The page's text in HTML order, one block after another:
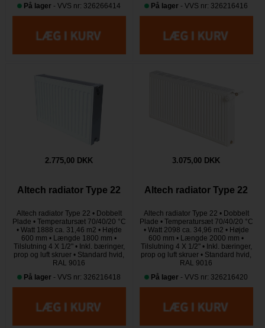
På lager - VVS nr: 326266414
På lager - VVS nr: 326216416
2.775,00 DKK
Altech radiator Type 22
Altech radiator Type 22 • Dobbelt
Plade • Temperatursæt 70/40/20 °C
• Watt 1888 ca. 31,46 m2 • Højde
600 mm • Længde 1800 mm •
Tilslutning 4 X 1/2" • Inkl. bæringer,
prop og luft skruer • Standard hvid,
RAL 9016
På lager - VVS nr: 326216418
3.075,00 DKK
Altech radiator Type 22
Altech radiator Type 22 • Dobbelt
Plade • Temperatursæt 70/40/20 °C
• Watt 2098 ca. 34,96 m2 • Højde
600 mm • Længde 2000 mm •
Tilslutning 4 X 1/2" • Inkl. bæringer,
prop og luft skruer • Standard hvid,
RAL 9016
På lager - VVS nr: 326216420